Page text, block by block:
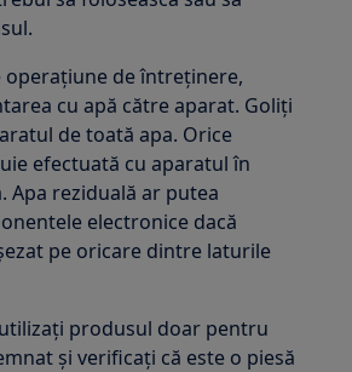
operațiune de întreținere,
cu apă către aparat. Goliți
de toată apa. Orice
efectuată cu aparatul în
Apa reziduală ar putea
electronice dacă
pe oricare dintre laturile
produsul doar pentru
și verificați că este o piesă